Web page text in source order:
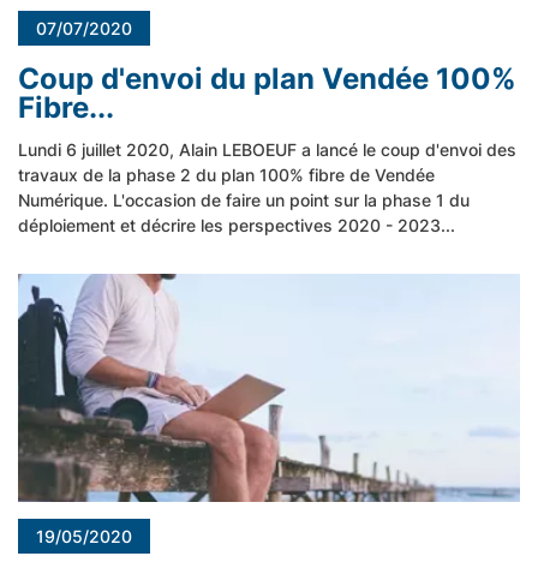
07/07/2020
Coup d'envoi du plan Vendée 100%
Fibre...
Lundi 6 juillet 2020, Alain LEBOEUF a lancé le coup d'envoi des
travaux de la phase 2 du plan 100% fibre de Vendée
Numérique. L'occasion de faire un point sur la phase 1 du
déploiement et décrire les perspectives 2020 - 2023...
19/05/2020